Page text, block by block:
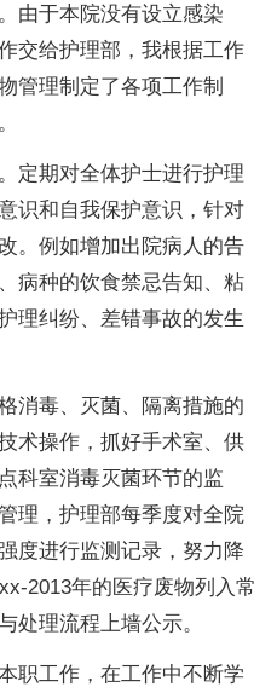
由于本院没有设立感染
交给护理部，我根据工作
管理制定了各项工作制
定期对全体护士进行护理
识和自我保护意识，针对
。例如增加出院病人的告
病种的饮食禁忌告知、粘
理纠纷、差错事故的发生
消毒、灭菌、隔离措施的
术操作，抓好手术室、供
科室消毒灭菌环节的监
理，护理部每季度对全院
度进行监测记录，努力降
2013年的医疗废物列入常
处理流程上墙公示。
职工作，在工作中不断学